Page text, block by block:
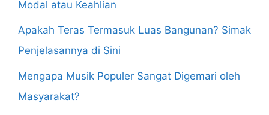
Modal atau Keahlian
Apakah Teras Termasuk Luas Bangunan? Simak
Penjelasannya di Sini
Mengapa Musik Populer Sangat Digemari oleh
Masyarakat?